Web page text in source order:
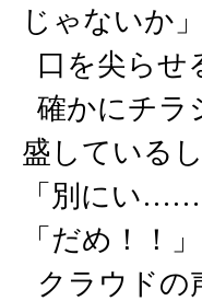
じゃないか」
口を尖らせ
確かにチラ
盛している
「別にい……
「だめ！！」
クラウドの